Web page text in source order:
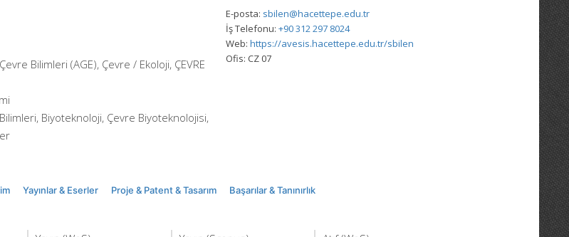
Bilimleri (AGE), Çevre / Ekoloji, ÇEVRE
Biyoteknoloji, Çevre Biyoteknolojisi,
E-posta: sbilen@hacettepe.edu.tr
İş Telefonu: +90 312 297 8024
Web: https://avesis.hacettepe.edu.tr/sbilen
Ofis: CZ 07
Yayınlar & Eserler Proje & Patent & Tasarım Başarılar & Tanınırlık